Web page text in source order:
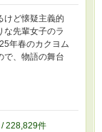
けど懐疑主義的
な先輩女子のラ
年春のカクヨム
で、物語の舞台
/ 228,829件